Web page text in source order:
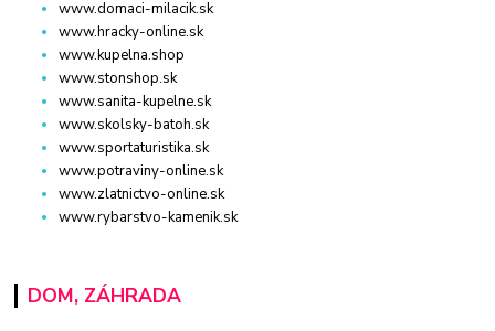
www.domaci-milacik.sk
www.hracky-online.sk
www.kupelna.shop
www.stonshop.sk
www.sanita-kupelne.sk
www.skolsky-batoh.sk
www.sportaturistika.sk
www.potraviny-online.sk
www.zlatnictvo-online.sk
www.rybarstvo-kamenik.sk
DOM, ZÁHRADA